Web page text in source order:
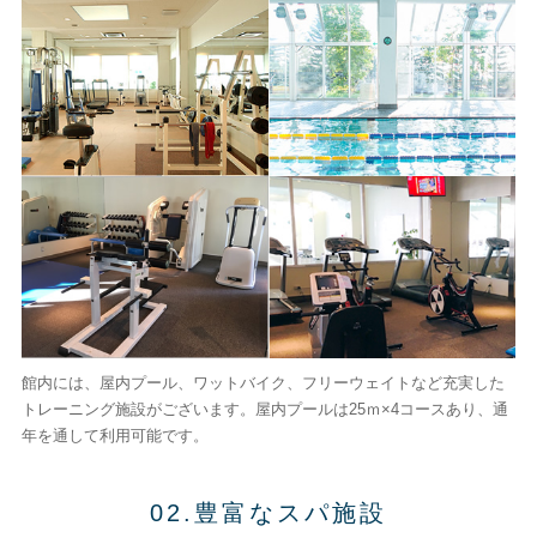
館内には、屋内プール、ワットバイク、フリーウェイトなど充実した
トレーニング施設がございます。屋内プールは25ｍ×4コースあり、通
年を通して利用可能です。
02.豊富なスパ施設